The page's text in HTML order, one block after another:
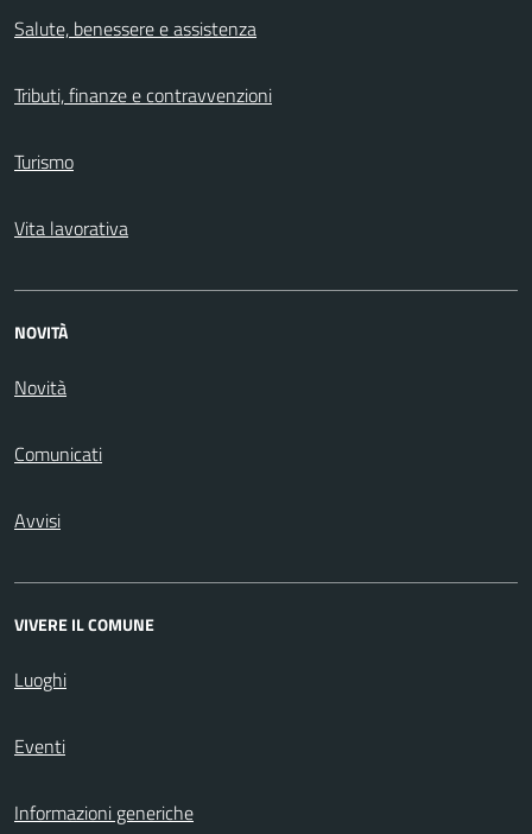
Salute, benessere e assistenza
Tributi, finanze e contravvenzioni
Turismo
Vita lavorativa
NOVITÀ
Novità
Comunicati
Avvisi
VIVERE IL COMUNE
Luoghi
Eventi
Informazioni generiche